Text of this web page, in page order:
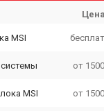
Цена
MSI
от
MSI от